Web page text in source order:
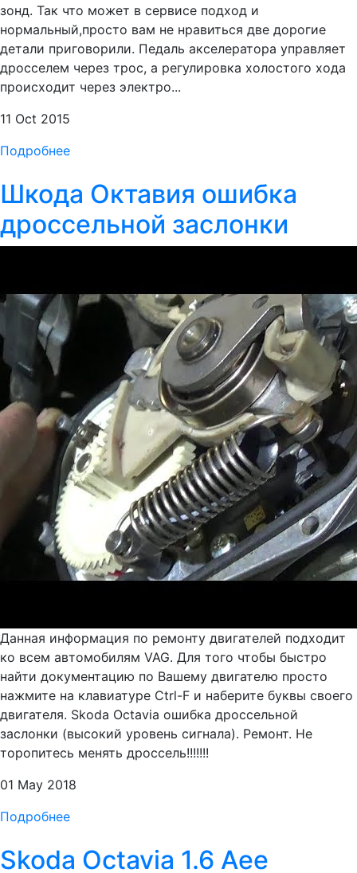
зонд. Так что может в сервисе подход и
нормальный,просто вам не нравиться две дорогие
детали приговорили. Педаль акселератора управляет
дросселем через трос, а регулировка холостого хода
происходит через электро...
11 Oct 2015
Подробнее
Шкода Октавия ошибка
дроссельной заслонки
Данная информация по ремонту двигателей подходит
ко всем автомобилям VAG. Для того чтобы быстро
найти документацию по Вашему двигателю просто
нажмите на клавиатуре Ctrl-F и наберите буквы своего
двигателя. Skoda Octavia ошибка дроссельной
заслонки (высокий уровень сигнала). Ремонт. Не
торопитесь менять дроссель!!!!!!!
01 May 2018
Подробнее
Skoda Octavia 1.6 Aee